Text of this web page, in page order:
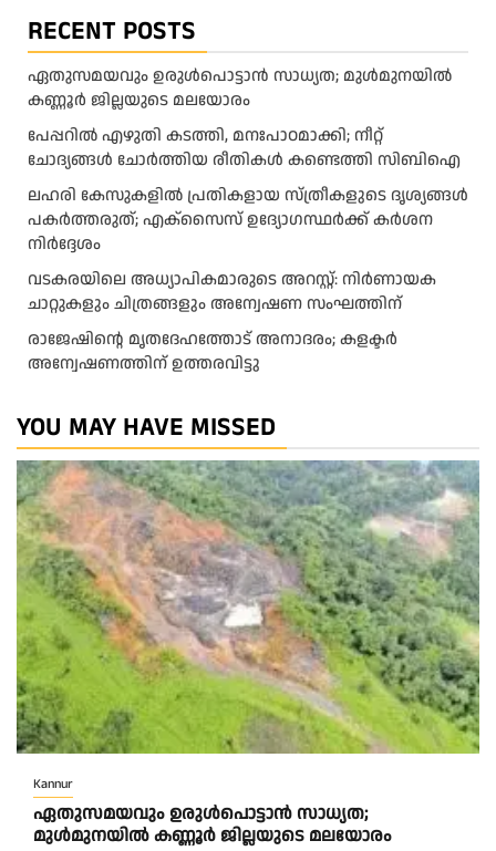
RECENT POSTS
ഏതുസമയവും ഉരുൾപൊട്ടാൻ സാധ്യത; മുൾമുനയിൽ
കണ്ണൂർ ജില്ലയുടെ മലയോരം
പേപ്പറിൽ എഴുതി കടത്തി, മനഃപാഠമാക്കി; നീറ്റ്
ചോദ്യങ്ങൾ ചോർത്തിയ രീതികൾ കണ്ടെത്തി സിബിഐ
ലഹരി കേസുകളിൽ പ്രതികളായ സ്ത്രീകളുടെ ദൃശ്യങ്ങൾ
പകർത്തരുത്; എക്‌സൈസ് ഉദ്യോഗസ്ഥർക്ക് കർശന
നിർദ്ദേശം
വടകരയിലെ അധ്യാപികമാരുടെ അറസ്റ്റ്: നിർണായക
ചാറ്റുകളും ചിത്രങ്ങളും അന്വേഷണ സംഘത്തിന്
രാജേഷിന്റെ മൃതദേഹത്തോട് അനാദരം; കളക്ടർ
അന്വേഷണത്തിന് ഉത്തരവിട്ടു
YOU MAY HAVE MISSED
Kannur
ഏതുസമയവും ഉരുൾപൊട്ടാൻ സാധ്യത;
മുൾമുനയിൽ കണ്ണൂർ ജില്ലയുടെ മലയോരം